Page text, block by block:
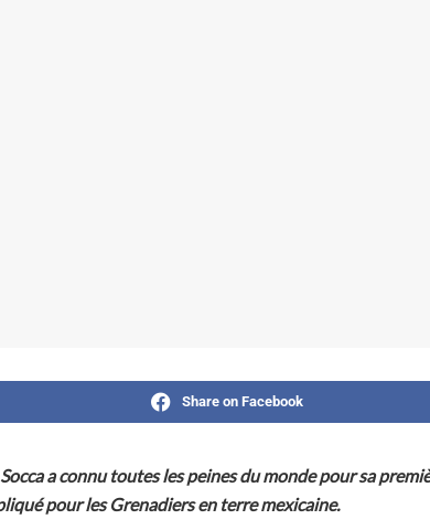
Share on Facebook
a connu toutes les peines du monde pour sa
pour les Grenadiers en terre mexicaine.